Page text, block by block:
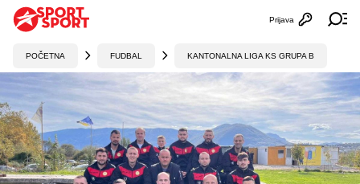
Otvori
Prijava
POČETNA FUDBAL KANTONALNA LIGA KS GRUPA B